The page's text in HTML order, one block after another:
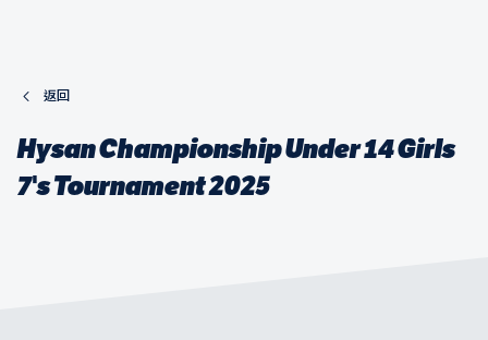
返回
Hysan Championship Under 14 Girls
7's Tournament 2025